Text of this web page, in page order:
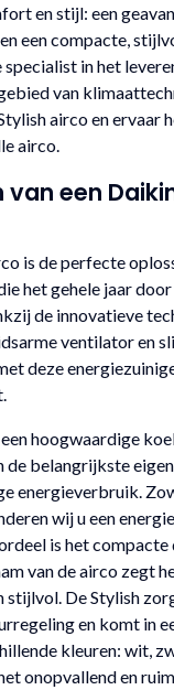
en stijl: een
een compacte,
specialist in het
van
airco en ervaar
airco.
van een
is de perfecte
het gehele jaar
de innovatieve
ventilator en
deze
hoogwaardige
de belangrijkste
energieverbruik.
wij u een
is het compacte
van de airco zegt
stijlvol. De Stylish
en komt in
kleuren: wit,
onopvallend en